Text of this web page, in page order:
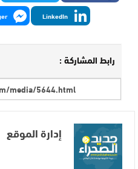
LinkedIn
رابط المشاركة :
إدارة الموقع